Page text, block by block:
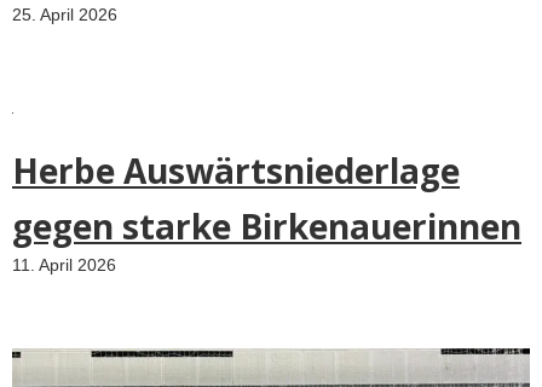
25. April 2026
Herbe Auswärtsniederlage
gegen starke Birkenauerinnen
11. April 2026